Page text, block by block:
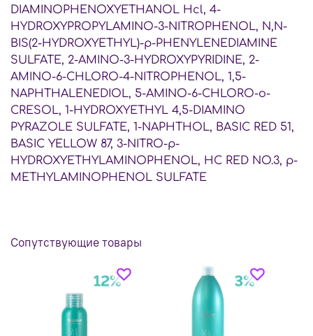
DIAMINOPHENOXYETHANOL Hcl, 4-
HYDROXYPROPYLAMINO-3-NITROPHENOL, N,N-
BIS(2-HYDROXYETHYL)-p-PHENYLENEDIAMINE
SULFATE, 2-AMINO-3-HYDROXYPYRIDINE, 2-
AMINO-6-CHLORO-4-NITROPHENOL, 1,5-
NAPHTHALENEDIOL, 5-AMINO-6-CHLORO-o-
CRESOL, 1-HYDROXYETHYL 4,5-DIAMINO
PYRAZOLE SULFATE, 1-NAPHTHOL, BASIC RED 51,
BASIC YELLOW 87, 3-NITRO-p-
HYDROXYETHYLAMINOPHENOL, HC RED NO.3, p-
METHYLAMINOPHENOL SULFATE
Сопутствующие товары